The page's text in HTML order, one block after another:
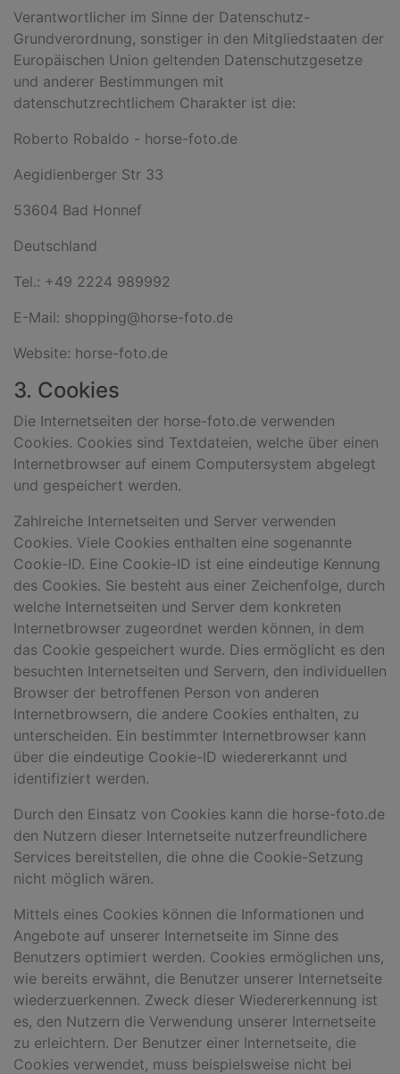
Verantwortlicher im Sinne der Datenschutz-
Grundverordnung, sonstiger in den Mitgliedstaaten der
Europäischen Union geltenden Datenschutzgesetze
und anderer Bestimmungen mit
datenschutzrechtlichem Charakter ist die:
Roberto Robaldo - horse-foto.de
Aegidienberger Str 33
53604 Bad Honnef
Deutschland
Tel.: +49 2224 989992
E-Mail: shopping@horse-foto.de
Website: horse-foto.de
3. Cookies
Die Internetseiten der horse-foto.de verwenden
Cookies. Cookies sind Textdateien, welche über einen
Internetbrowser auf einem Computersystem abgelegt
und gespeichert werden.
Zahlreiche Internetseiten und Server verwenden
Cookies. Viele Cookies enthalten eine sogenannte
Cookie-ID. Eine Cookie-ID ist eine eindeutige Kennung
des Cookies. Sie besteht aus einer Zeichenfolge, durch
welche Internetseiten und Server dem konkreten
Internetbrowser zugeordnet werden können, in dem
das Cookie gespeichert wurde. Dies ermöglicht es den
besuchten Internetseiten und Servern, den individuellen
Browser der betroffenen Person von anderen
Internetbrowsern, die andere Cookies enthalten, zu
unterscheiden. Ein bestimmter Internetbrowser kann
über die eindeutige Cookie-ID wiedererkannt und
identifiziert werden.
Durch den Einsatz von Cookies kann die horse-foto.de
den Nutzern dieser Internetseite nutzerfreundlichere
Services bereitstellen, die ohne die Cookie-Setzung
nicht möglich wären.
Mittels eines Cookies können die Informationen und
Angebote auf unserer Internetseite im Sinne des
Benutzers optimiert werden. Cookies ermöglichen uns,
wie bereits erwähnt, die Benutzer unserer Internetseite
wiederzuerkennen. Zweck dieser Wiedererkennung ist
es, den Nutzern die Verwendung unserer Internetseite
zu erleichtern. Der Benutzer einer Internetseite, die
Cookies verwendet, muss beispielsweise nicht bei